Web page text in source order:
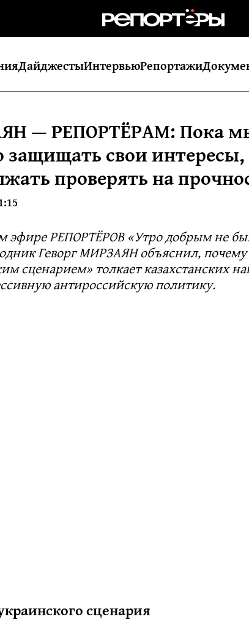
ДайджестыИнтервьюРепортажи
— РЕПОРТЁРАМ: Пока
защищать свои интересы,
проверять на
эфире РЕПОРТЁРОВ «Утро добрым не
Геворг МИРЗАЯН объяснил, почему
сценарием» толкает казахстанских
антироссийскую политику.
сценария